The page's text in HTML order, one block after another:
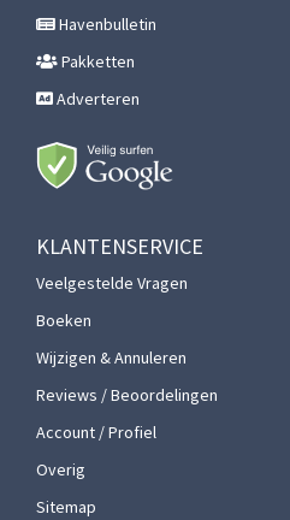
Havenbulletin
Pakketten
Adverteren
KLANTENSERVICE
Veelgestelde Vragen
Boeken
Wijzigen & Annuleren
Reviews / Beoordelingen
Account / Profiel
Overig
Sitemap